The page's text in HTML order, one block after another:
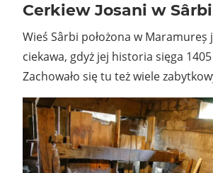
Cerkiew Josani w Sârbi
Wieś Sârbi położona w Maramureș
ciekawa, gdyż jej historia sięga
Zachowało się tu też wiele